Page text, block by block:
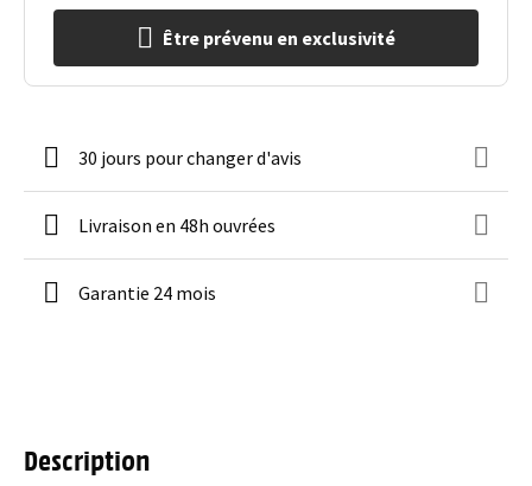
Être prévenu en exclusivité
30 jours pour changer d'avis
Livraison en 48h ouvrées
Garantie 24 mois
Description